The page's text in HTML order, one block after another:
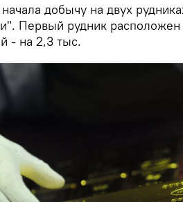
добычу на двух
Первый рудник расположен
- на 2,3 тыс.